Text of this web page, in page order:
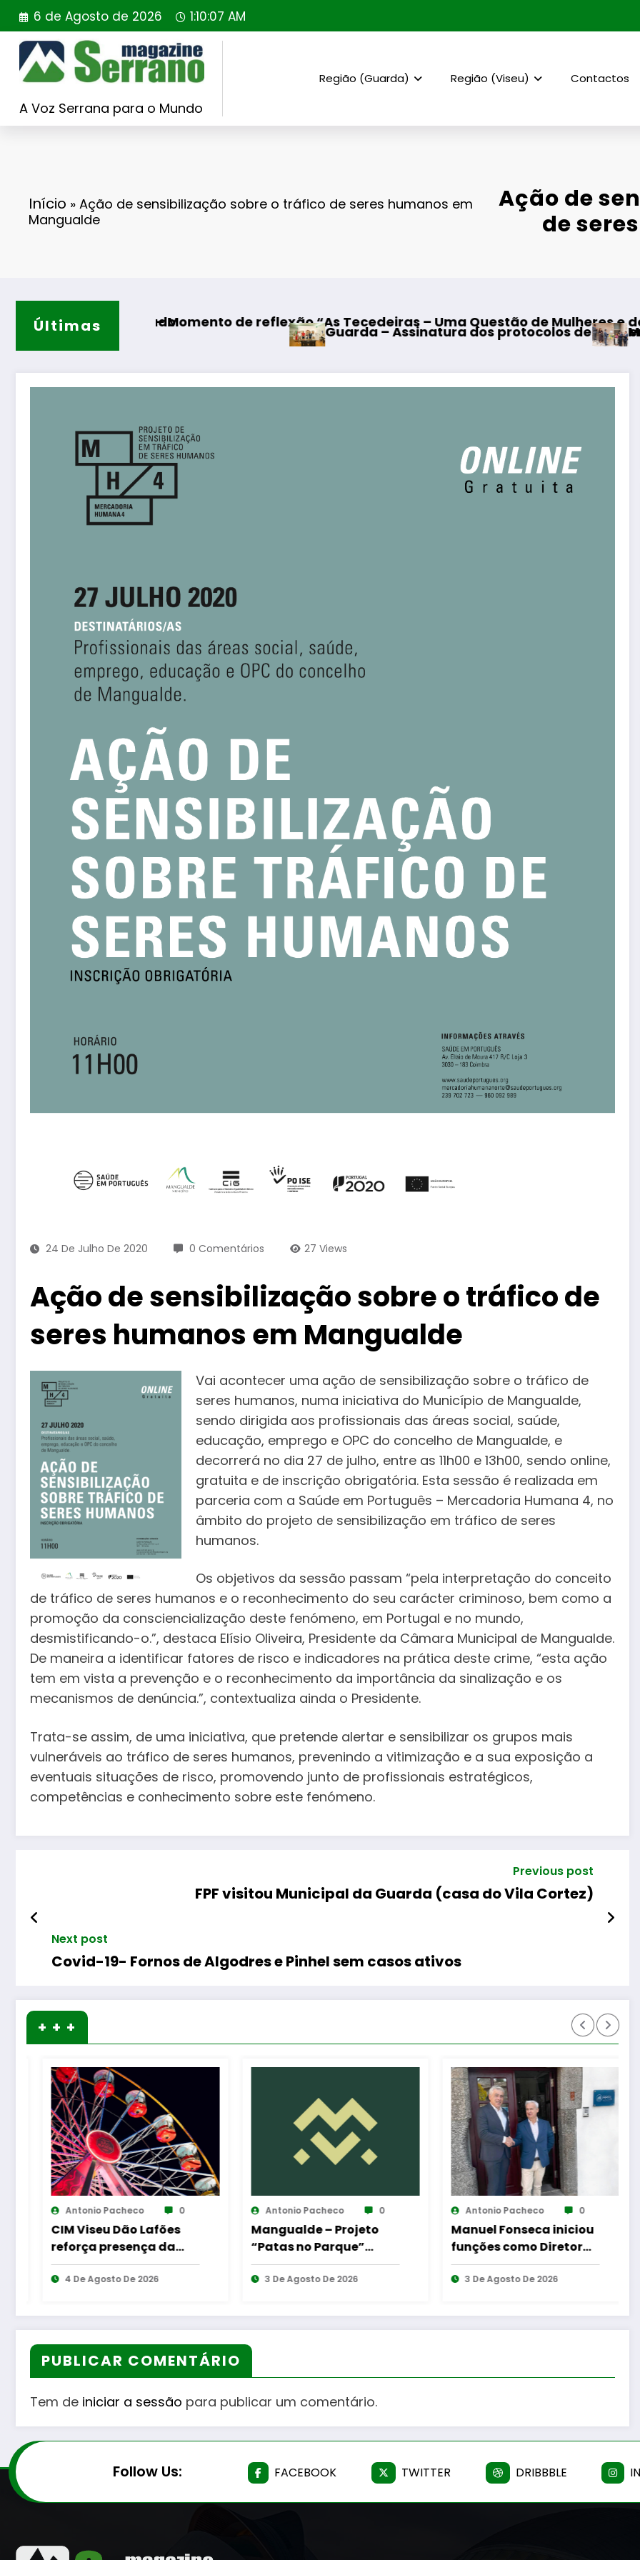
Saltar
para
conteúdo
6 de Agosto de 2026 1:10:08 AM
A Voz Serrana para o Mundo
Região (Guarda) Região (Viseu) Contactos
Início » Ação de sensibilização sobre o tráfico de seres humanos em
Mangualde
Ação de
de
Últimas
Momento de reflexão “As Tecedeiras – Uma Questão de Mulheres e de Homens”
Guarda – Assinatura dos protocolos de cooperação entre
Mangualde –
24 De Julho De 2020 0 Comentários 27 Views
Ação de sensibilização sobre o tráfico de
seres humanos em Mangualde
Vai acontecer uma ação de sensibilização sobre o tráfico de
seres humanos, numa iniciativa do Município de Mangualde,
sendo dirigida aos profissionais das áreas social, saúde,
educação, emprego e OPC do concelho de Mangualde, e
decorrerá no dia 27 de julho, entre as 11h00 e 13h00, sendo online,
gratuita e de inscrição obrigatória. Esta sessão é realizada em
parceria com a Saúde em Português – Mercadoria Humana 4, no
âmbito do projeto de sensibilização em tráfico de seres
humanos.
Os objetivos da sessão passam “pela interpretação do conceito
de tráfico de seres humanos e o reconhecimento do seu carácter criminoso, bem como a
promoção da consciencialização deste fenómeno, em Portugal e no mundo,
desmistificando-o.”, destaca Elísio Oliveira, Presidente da Câmara Municipal de Mangualde.
De maneira a identificar fatores de risco e indicadores na prática deste crime, “esta ação
tem em vista a prevenção e o reconhecimento da importância da sinalização e os
mecanismos de denúncia.”, contextualiza ainda o Presidente.
Trata-se assim, de uma iniciativa, que pretende alertar e sensibilizar os grupos mais
vulneráveis ao tráfico de seres humanos, prevenindo a vitimização e a sua exposição a
eventuais situações de risco, promovendo junto de profissionais estratégicos,
competências e conhecimento sobre este fenómeno.
Previous post
FPF visitou Municipal da Guarda (casa do Vila Cortez)
Next post
Covid-19- Fornos de Algodres e Pinhel sem casos ativos
+ + +
Antonio Pacheco
Mangualde – Projeto
“Patas no Parque”
venceu a edição de
2026 do Orçamento
3 De Agosto De 2026
Antonio Pacheco
Manuel Fonseca iniciou
funções como Diretor
Delegado da APAL-SIM
3 De Agosto De 2026
Antonio Pacheco
AF Viseu – Campeonato
da 2.ª Divisão Distrital –
ISOJOFER sorteado
5 De Agosto De 2026
PUBLICAR COMENTÁRIO
Tem de iniciar a sessão para publicar um comentário.
Follow Us: FACEBOOK TWITTER DRIBBBLE